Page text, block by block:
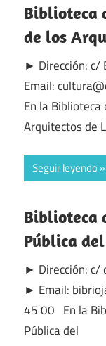
Biblioteca
de los
► Dirección: c/
Email:
En la
Arquitectos de
Seguir leyendo
Biblioteca
Pública
► Dirección: c/
► Email:
45 00 En la
Pública del